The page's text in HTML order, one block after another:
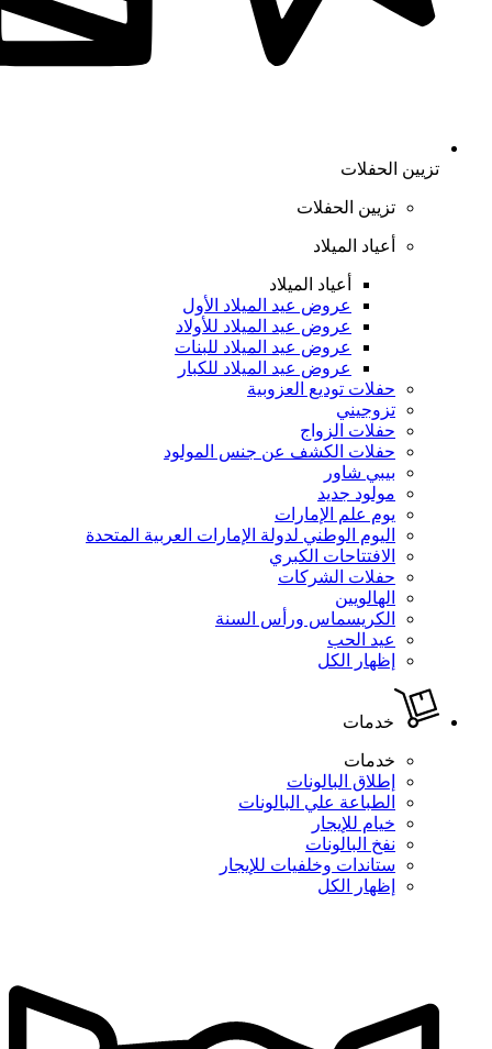
تزيين الحفلات
تزيين الحفلات
أعياد الميلاد
أعياد الميلاد
عروض عيد الميلاد الأول
عروض عيد الميلاد للأولاد
عروض عيد الميلاد للبنات
عروض عيد الميلاد للكبار
حفلات توديع العزوبية
تزوجيني
حفلات الزواج
حفلات الكشف عن جنس المولود
بيبي شاور
مولود جديد
يوم علم الإمارات
اليوم الوطني لدولة الإمارات العربية المتحدة
الافتتاحات الكبري
حفلات الشركات
الهالويين
الكريسماس ورأس السنة
عيد الحب
إظهار الكل
خدمات
خدمات
إطلاق البالونات
الطباعة علي البالونات
خيام للإيجار
نفخ البالونات
ستاندات وخلفيات للإيجار
إظهار الكل